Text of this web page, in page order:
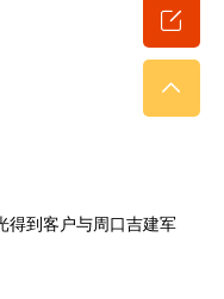
得到客户与周口吉建军